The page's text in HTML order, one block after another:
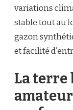
variations
stable tout au
gazon
et facilité
La terre